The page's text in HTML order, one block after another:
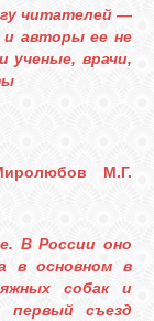
читателей —
авторы ее не
ученые, врачи,
М.Г.
В России оно
в основном в
собак и
первый съезд